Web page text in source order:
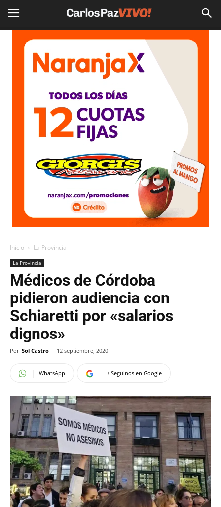
Inicio La Provincia
La Provincia
Médicos de Córdoba
pidieron audiencia con
Schiaretti por «salarios
dignos»
Por Sol Castro - 12 septiembre, 2020
WhatsApp + Seguinos en Google